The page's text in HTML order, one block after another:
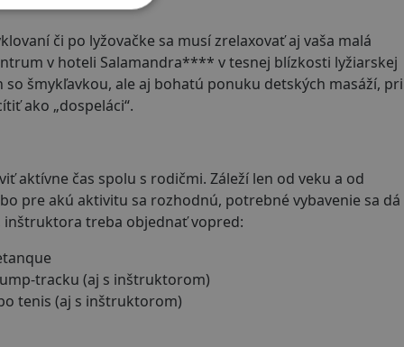
či po lyžovačke sa musí zrelaxovať aj vaša malá
v hoteli Salamandra**** v tesnej blízkosti lyžiarskej
so šmykľavkou, ale aj bohatú ponuku detských masáží, pri
ako „dospeláci“.
aktívne čas spolu s rodičmi. Záleží len od veku a od
pre akú aktivitu sa rozhodnú, potrebné vybavenie sa dá
inštruktora treba objednať vopred:
tracku (aj s inštruktorom)
tenis (aj s inštruktorom)